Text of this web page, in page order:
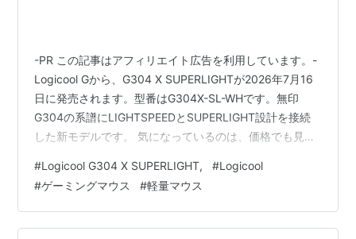
-PR この記事はアフィリエイト広告を利用しています。-
Logicool Gから、G304 X SUPERLIGHTが2026年7月16
日に発売されます。型番はG304X-SL-WHです。無印
G304の系譜にLIGHTSPEEDとSUPERLIGHT設計を接続
した新モデルです。 気になっているのは、価格でも見た
て妙な既視感を覚えたからです。 59gは「軽い」のでは
なく「削った結果」 システム設計の現場では、YAGNI原
則という考え方があります。"You Aren't Gonna Need
It"、つまり今必要のない機能は実装しない、という…
#Logicool G304 X SUPERLIGHT, #Logicool
#ゲーミングマウス #軽量マウス